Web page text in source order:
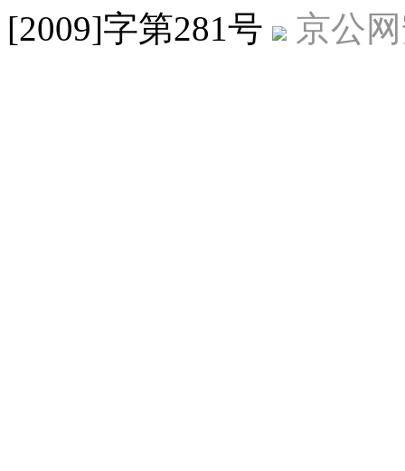
[2009]字第281号
京公